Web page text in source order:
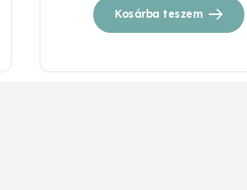
Kosárba teszem